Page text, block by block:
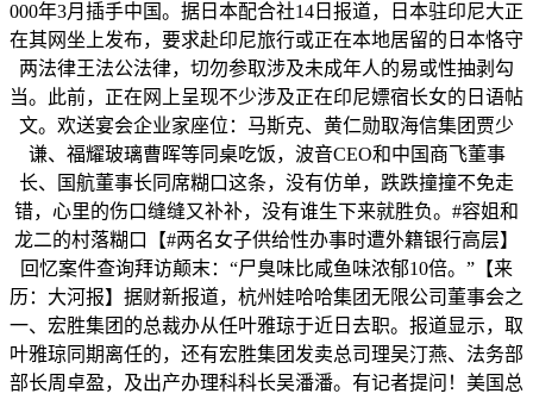
000年3月插手中国。据日本配合社14日报道，日本驻印尼大正
在其网坐上发布，要求赴印尼旅行或正在本地居留的日本恪守
两法律王法公法律，切勿参取涉及未成年人的易或性抽剥勾
当。此前，正在网上呈现不少涉及正在印尼嫖宿长女的日语帖
文。欢送宴会企业家座位：马斯克、黄仁勋取海信集团贾少
谦、福耀玻璃曹晖等同桌吃饭，波音CEO和中国商飞董事
长、国航董事长同席糊口这条，没有仿单，跌跌撞撞不免走
错，心里的伤口缝缝又补补，没有谁生下来就胜负。#容姐和
龙二的村落糊口【#两名女子供给性办事时遭外籍银行高层】
回忆案件查询拜访颠末：“尸臭味比咸鱼味浓郁10倍。”【来
历：大河报】据财新报道，杭州娃哈哈集团无限公司董事会之
一、宏胜集团的总裁办从任叶雅琼于近日去职。报道显示，取
叶雅琼同期离任的，还有宏胜集团发卖总司理吴汀燕、法务部
部长周卓盈，及出产办理科科长吴潘潘。有记者提问！美国总